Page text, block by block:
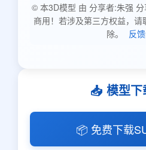
© 本3D模型 由 分享者:朱强
商用！若涉及第三方权益，
除。
反
📥 模型下
📦 免费下载